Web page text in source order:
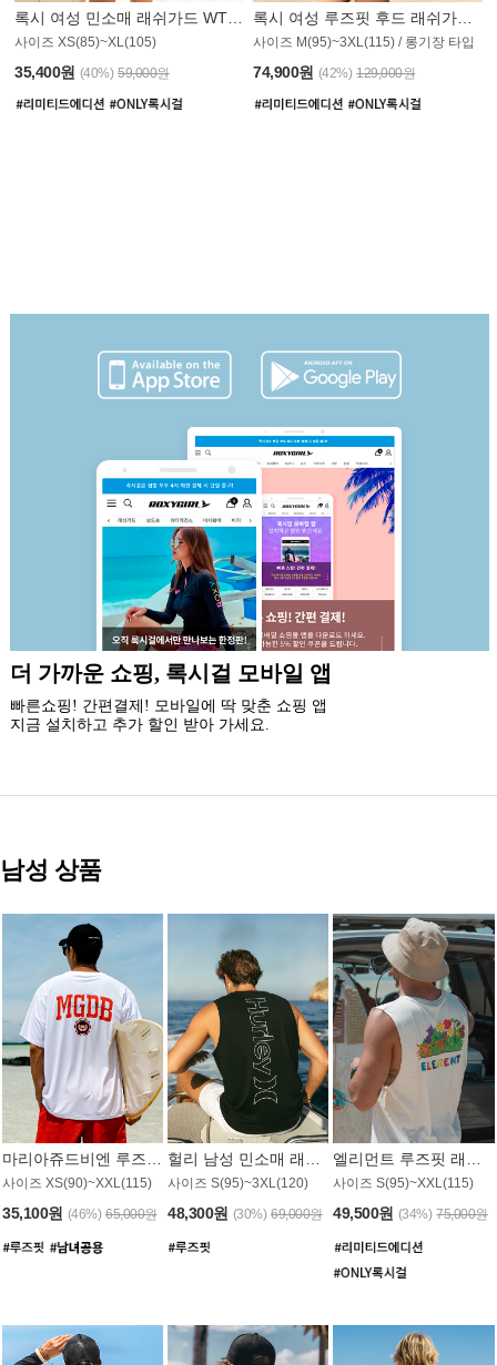
사이즈 XS(85)~XL(105)
35,400원 (40%) 59,000원
사이즈 M(95)~3XL(115) / 롱기장 타입
74,900원 (42%) 129,000원
신규 회원 가입시
5% 즉시 할인 쿠폰과 5만원 할인 쿠폰팩,
최대 20% 생일 쿠폰 혜택을 드립니다.
남성 상품
사이즈 XS(90)~XXL(115)
35,100원 (46%) 65,000원
사이즈 S(95)~3XL(120)
48,300원 (30%) 69,000원
사이즈 S(95)~XXL(115)
49,500원 (34%) 75,000원